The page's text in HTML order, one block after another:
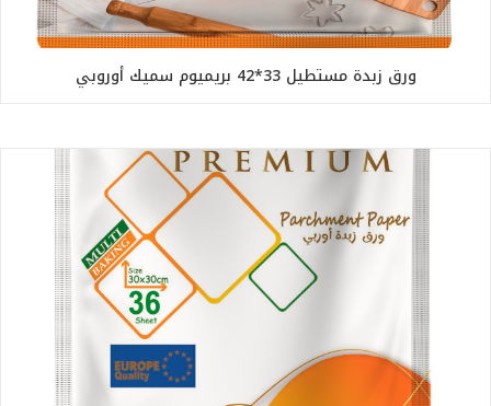
ورق زبدة مستطيل 33*42 بريميوم سميك أوروبي